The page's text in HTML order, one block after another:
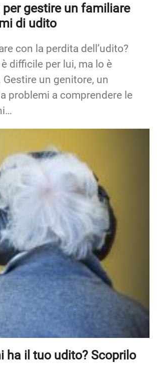
gestire un familiare
di udito
con la perdita dell’udito?
difficile per lui, ma lo è
Gestire un genitore, un
problemi a comprendere le
ha il tuo udito? Scoprilo